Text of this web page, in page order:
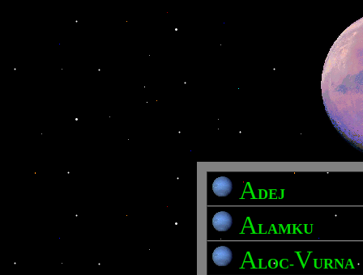
ADEJ
ALAMKU
ALOC-VURNA